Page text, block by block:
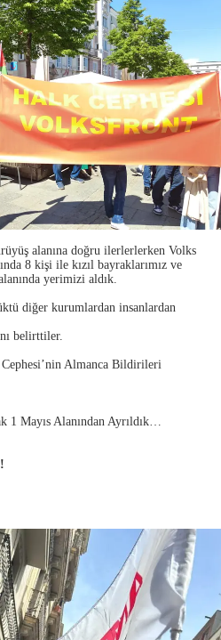
alanına doğru ilerlerlerken Volks
8 kişi ile kızıl bayraklarımız ve
yerimizi aldık.
diğer kurumlardan insanlardan
belirttiler.
Almanca Bildirileri
1 Mayıs Alanından Ayrıldık…